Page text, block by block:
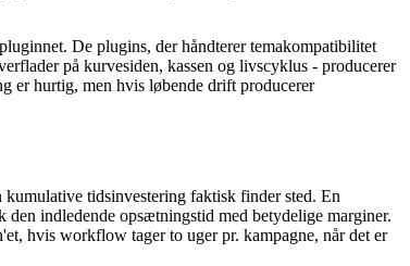
De plugins, der håndterer temakompatibilitet
på kurvesiden, kassen og livscyklus - producerer
er hurtig, men hvis løbende drift producerer
tidsinvestering faktisk finder sted. En
indledende opsætningstid med betydelige marginer.
hvis workflow tager to uger pr. kampagne, når det er